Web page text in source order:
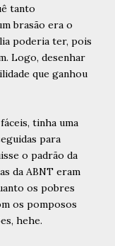
tanto
brasão era o
poderia ter, pois
Logo, desenhar
que ganhou
tinha uma
para
o padrão da
da ABNT eram
os pobres
os pomposos
hehe.